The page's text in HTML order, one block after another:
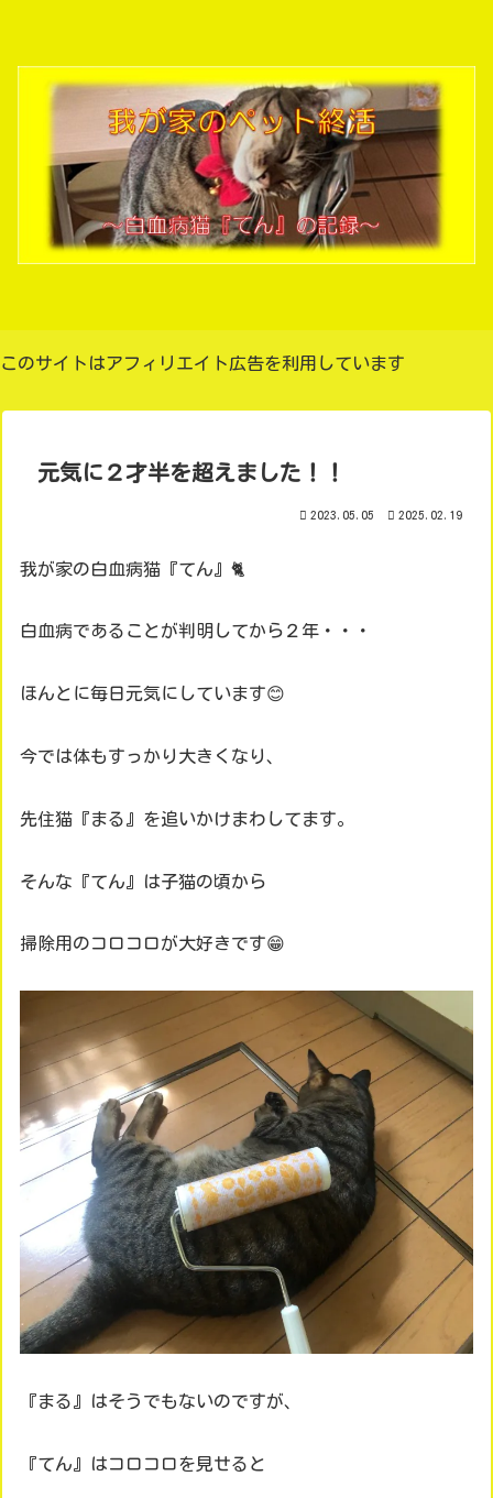
このサイトはアフィリエイト広告を利用しています
元気に２才半を超えました！！
2023.05.05 2025.02.19
我が家の白血病猫『てん』🐈
白血病であることが判明してから２年・・・
ほんとに毎日元気にしています😊
今では体もすっかり大きくなり、
先住猫『まる』を追いかけまわしてます。
そんな『てん』は子猫の頃から
掃除用のコロコロが大好きです😁
『まる』はそうでもないのですが、
『てん』はコロコロを見せると